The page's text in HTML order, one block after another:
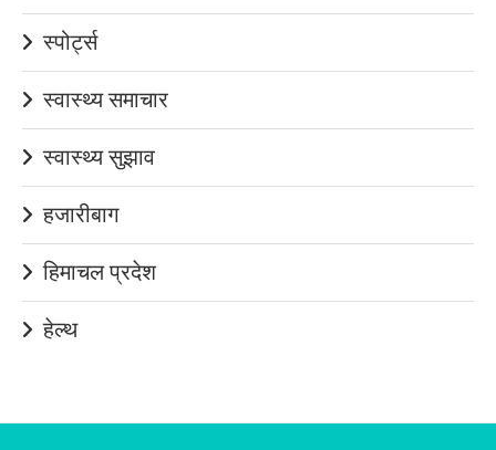
स्पोर्ट्स
स्वास्थ्य समाचार
स्वास्थ्य सुझाव
हजारीबाग
हिमाचल प्रदेश
हेल्थ